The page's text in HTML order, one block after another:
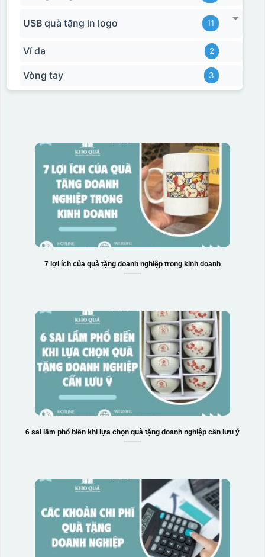
Thợ đang căn chỉnh dán decal lên bát cơm
USB quà tặng in logo 11
Ví da 2
Vòng tay 3
7 lợi ích của quà tặng doanh nghiệp trong kinh doanh
6 sai lầm phổ biến khi lựa chọn quà tặng doanh nghiệp cần lưu ý